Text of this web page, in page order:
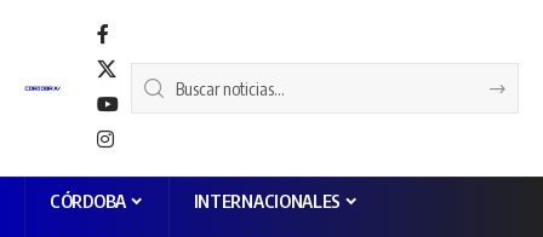
CÓRDOBA INTERNACIONALES